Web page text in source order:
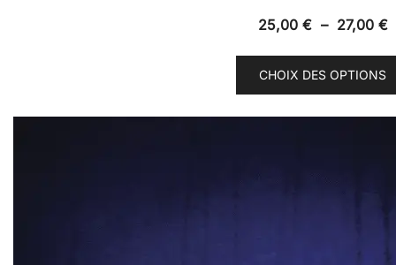
25,00 € – 27,00 €
à
CHOIX DES OPTIONS